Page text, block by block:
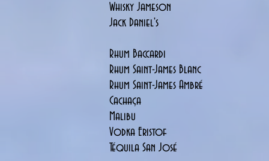
Whisky Jameson
Jack Daniel's
Rhum Baccardi
Rhum Saint-James Blanc
Rhum Saint-James Ambré
Cachaça
Malibu
Vodka Eristof
Téquila San José